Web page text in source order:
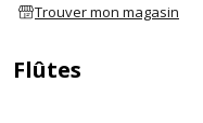
Trouver mon magasin
Flûtes